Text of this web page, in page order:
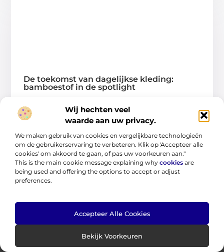
Wij hechten veel
waarde aan uw privacy.
We maken gebruik van cookies en vergelijkbare technologieën
om de gebruikerservaring te verbeteren. Klik op 'Accepteer alle
cookies' om akkoord te gaan, of pas uw voorkeuren aan."
This is the main cookie message explaining why cookies are
being used and offering the options to accept or adjust
preferences.
Accepteer Alle Cookies
Bekijk Voorkeuren
De toekomst van dagelijkse kleding:
bamboestof in de spotlight
student ben je altijd onderweg. Van lessen